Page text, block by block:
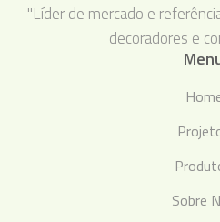
"Líder de mercado e
decoradores e
Sobre